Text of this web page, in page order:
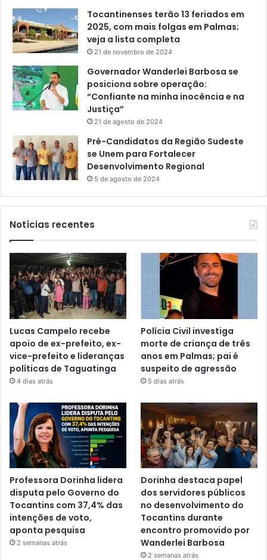
Tocantinenses terão 13 feriados em
2025, com mais folgas em Palmas;
veja a lista completa
21 de novembro de 2024
Governador Wanderlei Barbosa se
posiciona sobre operação:
“Confiante na minha inocência e na
Justiça”
21 de agosto de 2024
Pré-Candidatos da Região Sudeste
se Unem para Fortalecer
Desenvolvimento Regional
5 de agosto de 2024
Notícias recentes
Lucas Campelo recebe
apoio de ex-prefeito, ex-
vice-prefeito e lideranças
políticas de Taguatinga
4 dias atrás
Polícia Civil investiga
morte de criança de três
anos em Palmas; pai é
suspeito de agressão
5 dias atrás
Professora Dorinha lidera
disputa pelo Governo do
Tocantins com 37,4% das
intenções de voto,
aponta pesquisa
2 semanas atrás
Dorinha destaca papel
dos servidores públicos
no desenvolvimento do
Tocantins durante
encontro promovido por
Wanderlei Barbosa
2 semanas atrás